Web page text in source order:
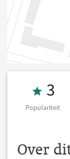
3
Populariteit
Over